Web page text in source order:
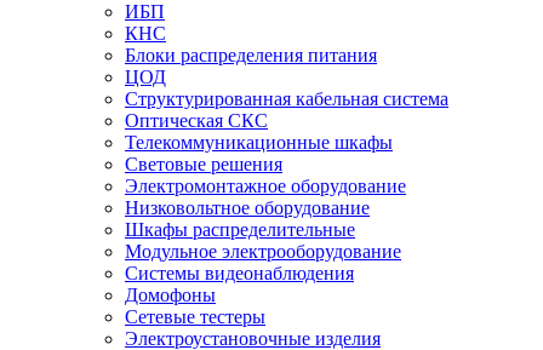
ИБП
КНС
Блоки распределения питания
ЦОД
Структурированная кабельная система
Оптическая СКС
Телекоммуникационные шкафы
Световые решения
Электромонтажное оборудование
Низковольтное оборудование
Шкафы распределительные
Модульное электрооборудование
Системы видеонаблюдения
Домофоны
Сетевые тестеры
Электроустановочные изделия